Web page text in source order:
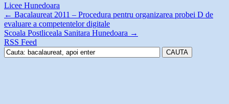
Licee Hunedoara
← Bacalaureat 2011 – Procedura pentru organizarea probei D de
evaluare a competentelor digitale
Scoala Postliceala Sanitara Hunedoara →
RSS Feed